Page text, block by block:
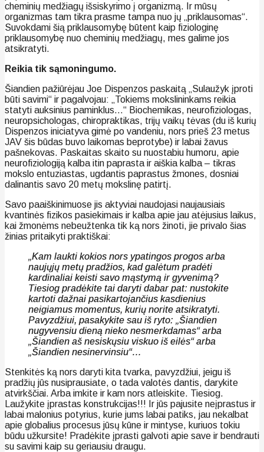
cheminių medžiagų išsiskyrimo į organizmą. Ir mūsų
organizmas tam tikra prasme tampa nuo jų „priklausomas“.
Suvokdami šią priklausomybę būtent kaip fiziologinę
priklausomybę nuo cheminių medžiagų, mes galime jos
atsikratyti.
Reikia tik sąmoningumo.
Šiandien pažiūrėjau Joe Dispenzos paskaitą „Sulaužyk įproti
būti savimi“ ir pagalvojau: „Tokiems mokslininkams reikia
statyti auksinius paminklus…“ Biochemikas, neurofiziologas,
neuropsichologas, chiropraktikas, trijų vaikų tėvas (du iš kurių
Dispenzos iniciatyva gimė po vandeniu, nors prieš 23 metus
JAV šis būdas buvo laikomas beprotybe) ir labai žavus
pašnekovas. Paskaitas skaito su nuostabiu humoru, apie
neurofiziologiją kalba itin paprasta ir aiškia kalba – tikras
mokslo entuziastas, ugdantis paprastus žmones, dosniai
dalinantis savo 20 metų mokslinę patirtį.
Savo paaiškinimuose jis aktyviai naudojasi naujausiais
kvantinės fizikos pasiekimais ir kalba apie jau atėjusius laikus,
kai žmonėms nebeužtenka tik ką nors žinoti, jie privalo šias
žinias pritaikyti praktiškai:
„Kam laukti kokios nors ypatingos progos arba
naujųjų metų pradžios, kad galėtum pradėti
kardinaliai keisti savo mąstymą ir gyvenimą?
Tiesiog pradėkite tai daryti dabar pat: nustokite
kartoti dažnai pasikartojančius kasdienius
neigiamus momentus, kurių norite atsikratyti.
Pavyzdžiui, pasakykite sau iš ryto: „Šiandien
nugyvensiu dieną nieko nesmerkdamas“ arba
„Šiandien aš nesiskųsiu viskuo iš eilės“ arba
„Šiandien nesinervinsiu“…
Stenkitės ką nors daryti kita tvarka, pavyzdžiui, jeigu iš
pradžių jūs nusiprausiate, o tada valotės dantis, darykite
atvirkščiai. Arba imkite ir kam nors atleiskite. Tiesiog.
Laužykite įprastas konstrukcijas!!! Ir jūs pajusite neįprastus ir
labai malonius potyrius, kurie jums labai patiks, jau nekalbat
apie globalius procesus jūsų kūne ir mintyse, kuriuos tokiu
būdu užkursite! Pradėkite įprasti galvoti apie save ir bendrauti
su savimi kaip su geriausiu draugu.